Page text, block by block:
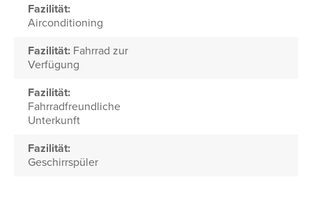
Fazilität:
Airconditioning
Fazilität: Fahrrad zur
Verfügung
Fazilität:
Fahrradfreundliche
Unterkunft
Fazilität:
Geschirrspüler